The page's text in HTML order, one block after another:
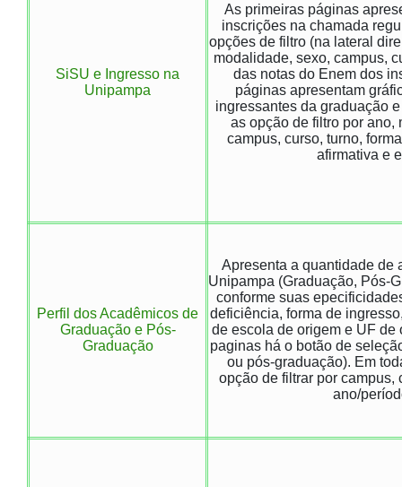
SiSU e Ingresso na
Unipampa
As primeiras páginas
inscrições na chamada
opções de filtro (na lateral
modalidade, sexo, campus,
das notas do Enem dos
páginas apresentam
ingressantes da graduação
as opção de filtro por ano,
campus, curso, turno,
afirmativa e
Perfil dos Acadêmicos de
Graduação e Pós-
Graduação
Apresenta a quantidade de
Unipampa (Graduação, Pós-
conforme suas
deficiência, forma de
de escola de origem e UF de
paginas há o botão de
ou pós-graduação). Em
opção de filtrar por campus,
ano/